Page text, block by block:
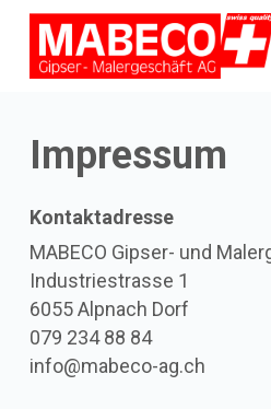
Skip
main
Impressum
Kontaktadresse
MABECO Gipser- und
Industriestrasse 1
6055 Alpnach Dorf
079 234 88 84
info@mabeco-ag.ch